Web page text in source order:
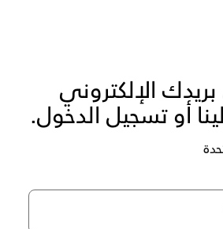
الإلكتروني
أو تسجيل الدخول.